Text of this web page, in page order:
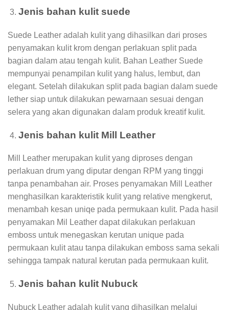
Jenis bahan kulit suede
Suede Leather adalah kulit yang dihasilkan dari proses
penyamakan kulit krom dengan perlakuan split pada
bagian dalam atau tengah kulit. Bahan Leather Suede
mempunyai penampilan kulit yang halus, lembut, dan
elegant. Setelah dilakukan split pada bagian dalam suede
lether siap untuk dilakukan pewarnaan sesuai dengan
selera yang akan digunakan dalam produk kreatif kulit.
Jenis bahan kulit Mill Leather
Mill Leather merupakan kulit yang diproses dengan
perlakuan drum yang diputar dengan RPM yang tinggi
tanpa penambahan air. Proses penyamakan Mill Leather
menghasilkan karakteristik kulit yang relative mengkerut,
menambah kesan uniqe pada permukaan kulit. Pada hasil
penyamakan Mil Leather dapat dilakukan perlakuan
emboss untuk menegaskan kerutan unique pada
permukaan kulit atau tanpa dilakukan emboss sama sekali
sehingga tampak natural kerutan pada permukaan kulit.
Jenis bahan kulit Nubuck
Nubuck Leather adalah kulit yang dihasilkan melalui